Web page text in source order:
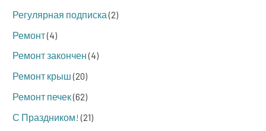
Регулярная подписка(2)
Ремонт(4)
Ремонт закончен(4)
Ремонт крыш(20)
Ремонт печек(62)
С Праздником! (21)